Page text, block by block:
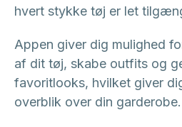
hvert stykke tøj er let
Appen giver dig mulighed
af dit tøj, skabe outfits og
favoritlooks, hvilket giver
overblik over din garderobe.